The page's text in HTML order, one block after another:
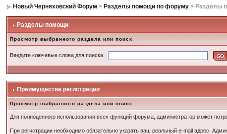
Новый Черняховский Форум > Разделы помощи по форуму > Разделы
Разделы помощи
Просмотр выбранного раздела или поиск
Введите ключевые слова для поиска
Преимущества регистрации
Просмотр выбранного раздела или поиск
Для полноценного использования всех функций форума, администратор может
При регистрации необходимо обязательно указать ваш реальный e-mail адрес.